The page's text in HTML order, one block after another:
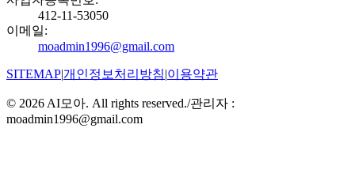
412-11-53050
이메일:
moadmin1996@gmail.com
SITEMAP|개인정보처리방침|이용약관
© 2026 AI모아. All rights reserved./관리자 :
moadmin1996@gmail.com